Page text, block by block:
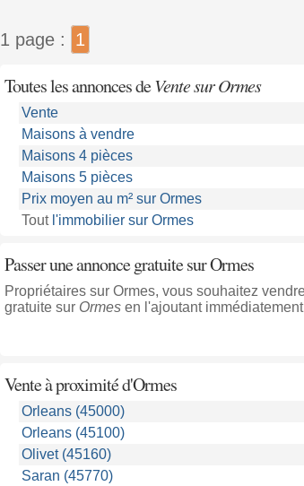
1 page : 1
Toutes les annonces deVente sur Ormes
Vente
Maisons à vendre
Maisons 4 pièces
Maisons 5 pièces
Prix moyen au m² sur Ormes
Tout l'immobilier sur Ormes
Passer une annonce gratuite sur Ormes
Propriétaires sur Ormes, vous souhaitez
gratuite sur Ormesen l'ajoutant
Vente à proximitéd'Ormes
Orleans (45000)
Orleans (45100)
Olivet (45160)
Saran (45770)